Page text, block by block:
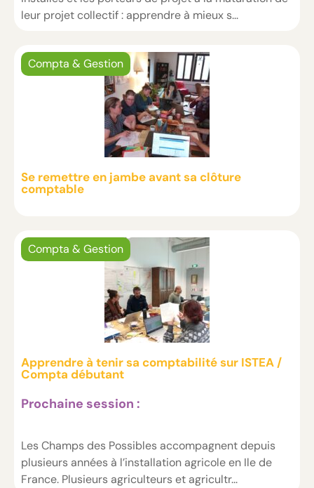
leur projet collectif : apprendre à mieux s...
Compta & Gestion
Se remettre en jambe avant sa clôture
comptable
Compta & Gestion
Apprendre à tenir sa comptabilité sur ISTEA /
Compta débutant
Prochaine session :
Les Champs des Possibles accompagnent depuis
plusieurs années à l’installation agricole en Ile de
France. Plusieurs agriculteurs et agricultr...